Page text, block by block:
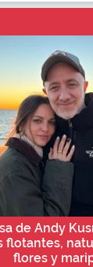
de Andy
flotantes,
flores y